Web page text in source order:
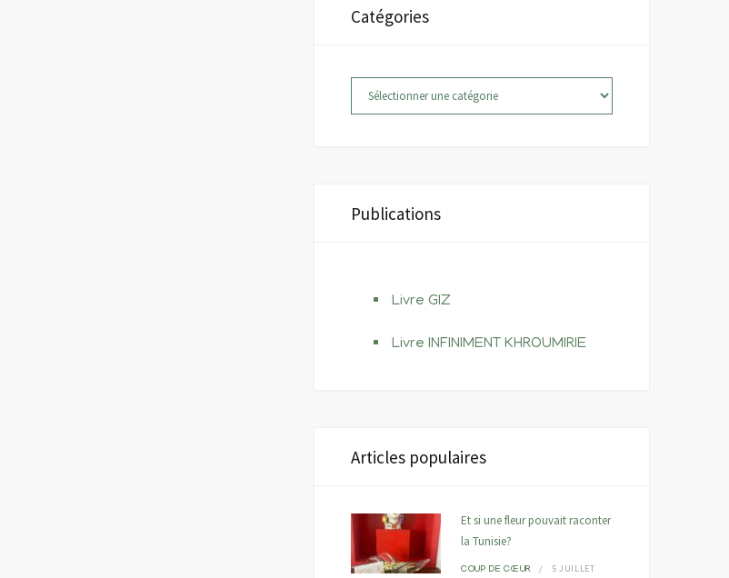
Catégories
Catégories
Publications
Livre GIZ
Livre INFINIMENT KHROUMIRIE
Articles populaires
Et si une fleur pouvait raconter
la Tunisie?
COUP DE CŒUR
5 JUILLET